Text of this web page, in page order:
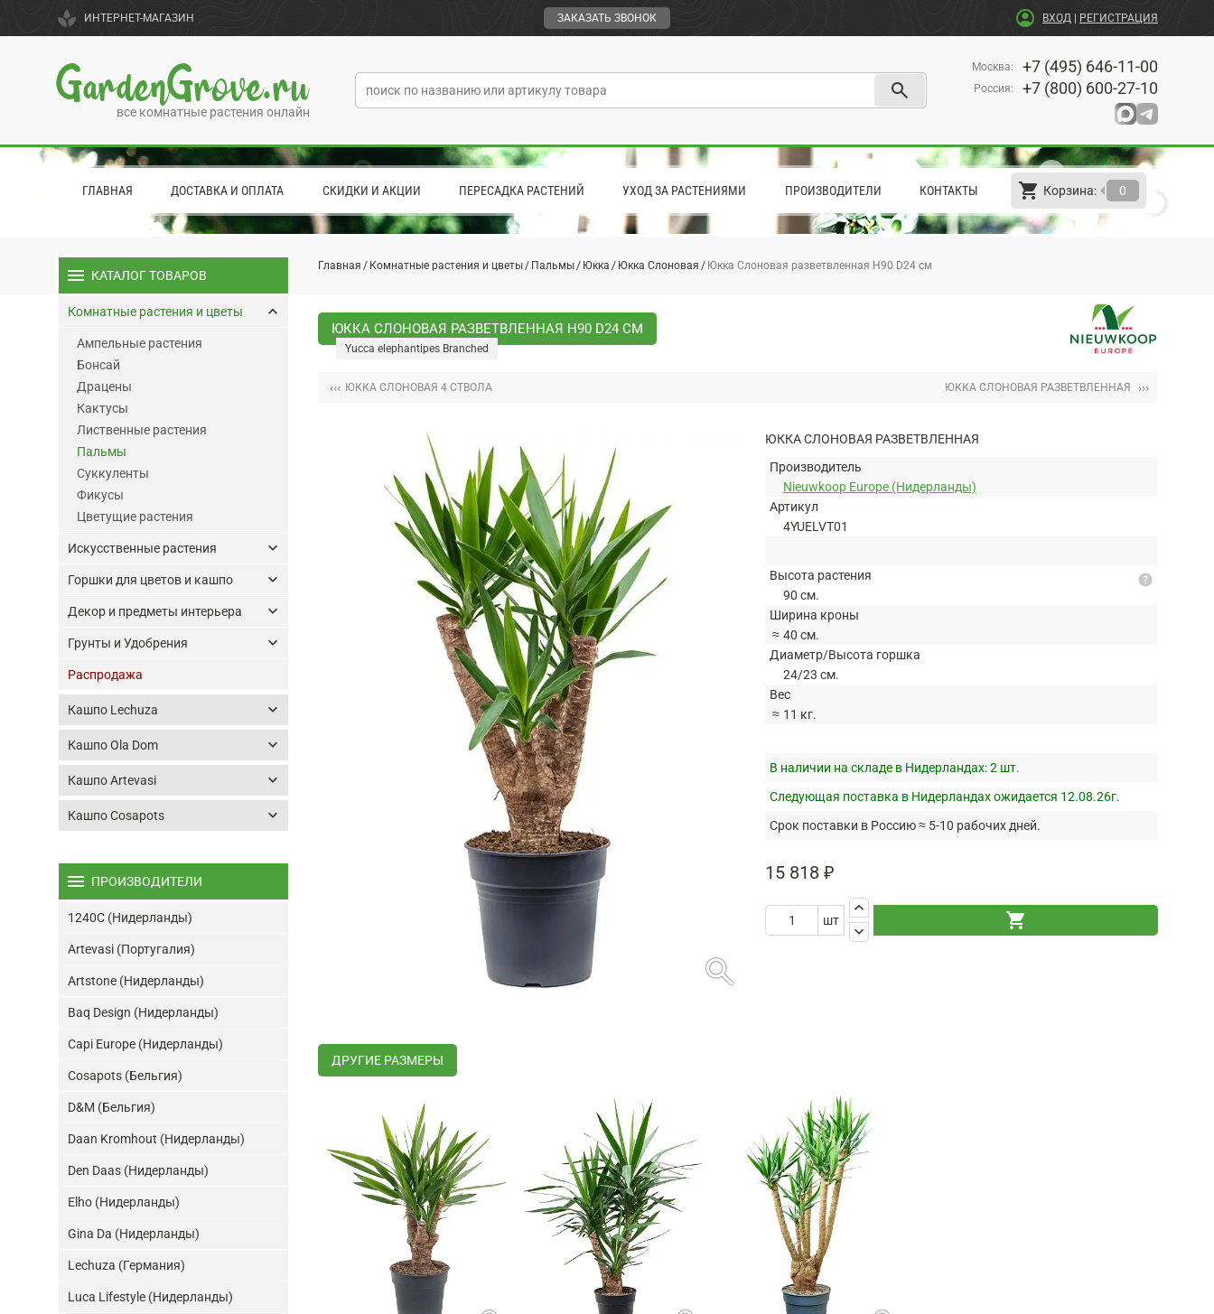
spa ИНТЕРНЕТ-МАГАЗИН ЗАКАЗАТЬ ЗВОНОК account_circle ВХОД РЕГИСТРАЦИЯ
GardenGrove.ru
все комнатные растения онлайн
search
Москва: +7 (495) 646-11-00
Россия: +7 (800) 600-27-10
ГЛАВНАЯ ДОСТАВКА И ОПЛАТА СКИДКИ И АКЦИИ ПЕРЕСАДКА РАСТЕНИЙ УХОД ЗА РАСТЕНИЯМИ ПРОИЗВОДИТЕЛИ КОНТАКТЫ shopping_cart Корзина: 0
arrow_left
Главная Комнатные растения и цветы Пальмы Юкка Юкка Слоновая Юкка Слоновая разветвленная H90 D24 см
ЮККА СЛОНОВАЯ РАЗВЕТВЛЕННАЯ H90 D24 СМ
Yucca elephantipes Branched
‹‹‹ ЮККА СЛОНОВАЯ 4 СТВОЛА ЮККА СЛОНОВАЯ РАЗВЕТВЛЕННАЯ ›››
search
ЮККА СЛОНОВАЯ РАЗВЕТВЛЕННАЯ
Производитель
Nieuwkoop Europe (Нидерланды)
Артикул
4YUELVT01
Высота растения
90 см.
Ширина кроны
≈ 40 см.
Диаметр/Высота горшка
24/23 см.
Вес
≈ 11 кг.
help
В наличии на складе в Нидерландах:2 шт.
Следующая поставка в Нидерландах ожидается 12.08.26г.
Срок поставки в Россию ≈ 5-10 рабочих дней.
15 818 ₽
шт
keyboard_arrow_up
keyboard_arrow_down
shopping_cart
ДРУГИЕ РАЗМЕРЫ
menu КАТАЛОГ ТОВАРОВ
Комнатные растения и цветы keyboard_arrow_up
Ампельные растения
Бонсай
Драцены
Кактусы
Лиственные растения
Пальмы
Суккуленты
Фикусы
Цветущие растения
Искусственные растения keyboard_arrow_down
Горшки для цветов и кашпо keyboard_arrow_down
Декор и предметы интерьера keyboard_arrow_down
Грунты и Удобрения keyboard_arrow_down
Распродажа
Кашпо Lechuza keyboard_arrow_down
Кашпо Ola Dom keyboard_arrow_down
Кашпо Artevasi keyboard_arrow_down
Кашпо Cosapots keyboard_arrow_down
menu ПРОИЗВОДИТЕЛИ
1240C (Нидерланды)
Artevasi (Португалия)
Artstone (Нидерланды)
Baq Design (Нидерланды)
Capi Europe (Нидерланды)
Cosapots (Бельгия)
D&M (Бельгия)
Daan Kromhout (Нидерланды)
Den Daas (Нидерланды)
Elho (Нидерланды)
Gina Da (Нидерланды)
Lechuza (Германия)
Luca Lifestyle (Нидерланды)